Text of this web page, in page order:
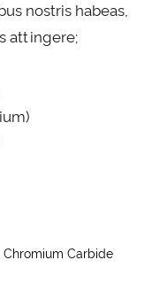
nostris habeas,
attingere;
Chromium Carbide